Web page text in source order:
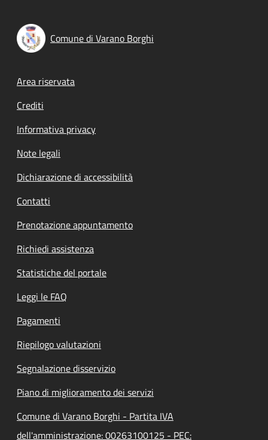
Comune di Varano Borghi
Footer menu
Area riservata
Crediti
Informativa privacy
Note legali
Dichiarazione di accessibilità
Contatti
Prenotazione appuntamento
Richiedi assistenza
Statistiche del portale
Leggi le FAQ
Pagamenti
Riepilogo valutazioni
Segnalazione disservizio
Piano di miglioramento dei servizi
Comune di Varano Borghi - Partita IVA
dell'amministrazione: 00263100125 - PEC: